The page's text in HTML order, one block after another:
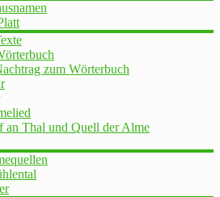
zum Wörterbuch
an Thal und Quell der Alme